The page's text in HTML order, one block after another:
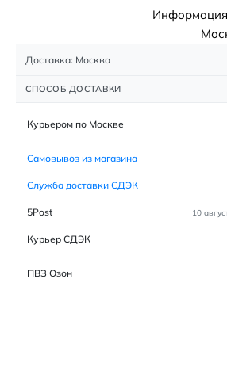
Доставка: Москва
СПОСОБ ДОСТАВКИ
Курьером по Москве
Самовывоз из магазина
Служба доставки СДЭК
5Post 10
Курьер СДЭК
ПВЗ Озон